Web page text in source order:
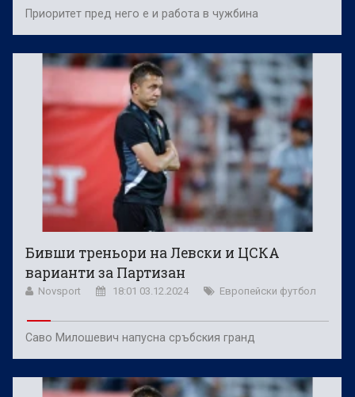
Приоритет пред него е и работа в чужбина
Бивши треньори на Левски и ЦСКА
варианти за Партизан
Novsport 18:01 03.12.2024 Европейски футбол
Саво Милошевич напусна сръбския гранд